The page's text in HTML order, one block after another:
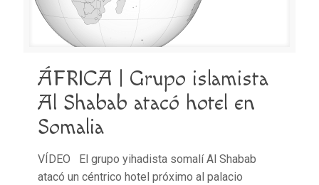
ÁFRICA | Grupo islamista
Al Shabab atacó hotel en
Somalia
VÍDEO El grupo yihadista somalí Al Shabab
atacó un céntrico hotel próximo al palacio